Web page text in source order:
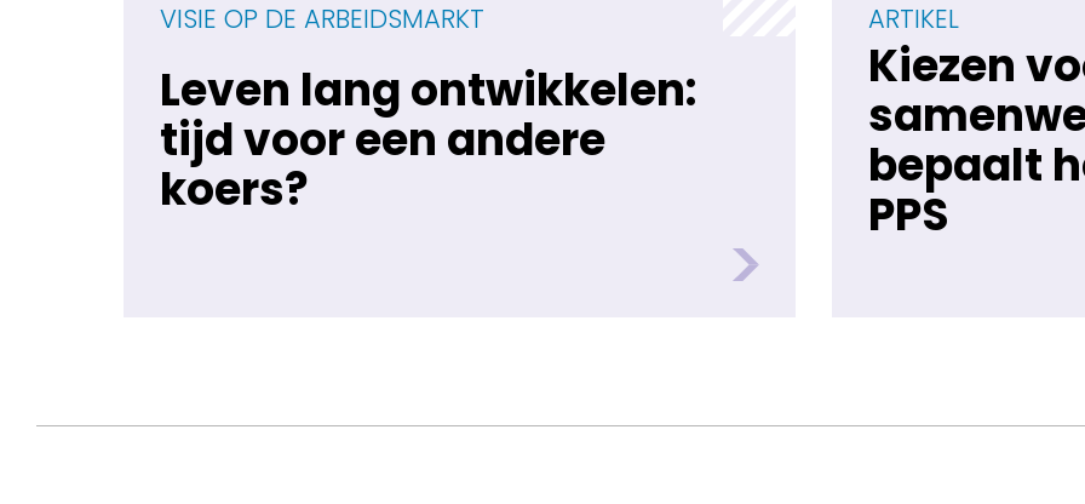
VISIE OP DE ARBEIDSMARKT
Leven lang ontwikkelen:
tijd voor een andere
koers?
ARTIKEL
Kiezen
bepaalt
PPS